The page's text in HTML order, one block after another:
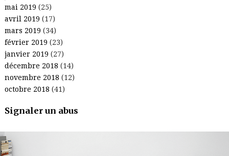
mai 2019 (25)
avril 2019 (17)
mars 2019 (34)
février 2019 (23)
janvier 2019 (27)
décembre 2018 (14)
novembre 2018 (12)
octobre 2018 (41)
Signaler un abus
.
.